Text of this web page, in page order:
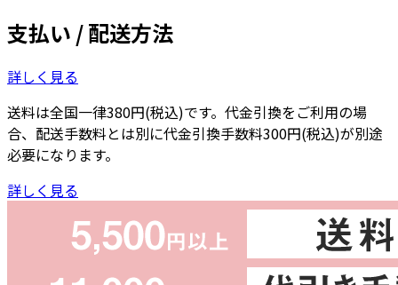
支払い / 配送方法
詳しく見る
送料は全国一律380円(税込)です。代金引換をご利用の場
合、配送手数料とは別に代金引換手数料300円(税込)が別途
必要になります。
詳しく見る